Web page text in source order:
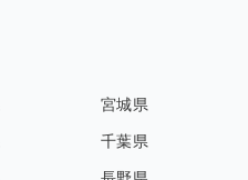
宮城県
千葉県